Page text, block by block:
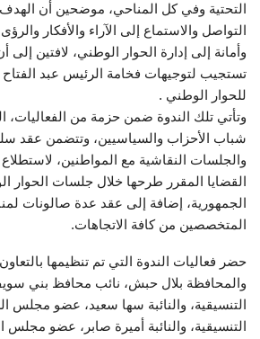
التحتية وفي كل المناحي، موضحين أن الهدف
التواصل والاستماع إلى الآراء والأفكار
وأمانة إلى إدارة الحوار الوطني، لافتين إلى
تستجيب لتوجيهات فخامة الرئيس عبد
للحوار الوطني .
وتأتي تلك الندوة ضمن حزمة من الفعاليات،
شباب الأحزاب والسياسيين، وتتضمن عقد
والجلسات النقاشية مع ‏المواطنين،
القضايا المقرر طرحها خلال جلسات الحوار
‏الجمهورية، إضافة إلى عقد عدة صالونات
المتخصصين من كافة الاتجاهات. ‏
حضر فعاليات الندوة التي تم تنظيمها
والمحافظة بلال حبش، نائب محافظ بني
التنسيقية، والنائبة سها سعيد، عضو مجلس
التنسيقية، والنائبة أميرة صابر، عضو مجلس